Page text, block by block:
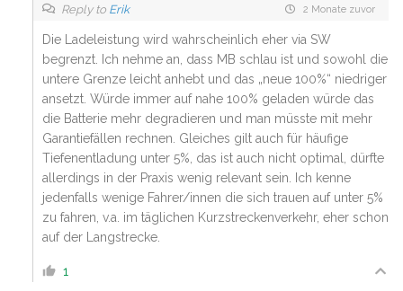
Reply to Erik 2 Monate zuvor
Die Ladeleistung wird wahrscheinlich eher via SW
begrenzt. Ich nehme an, dass MB schlau ist und sowohl die
untere Grenze leicht anhebt und das „neue 100%“ niedriger
ansetzt. Würde immer auf nahe 100% geladen würde das
die Batterie mehr degradieren und man müsste mit mehr
Garantiefällen rechnen. Gleiches gilt auch für häufige
Tiefenentladung unter 5%, das ist auch nicht optimal, dürfte
allerdings in der Praxis wenig relevant sein. Ich kenne
jedenfalls wenige Fahrer/innen die sich trauen auf unter 5%
zu fahren, v.a. im täglichen Kurzstreckenverkehr, eher schon
auf der Langstrecke.
1